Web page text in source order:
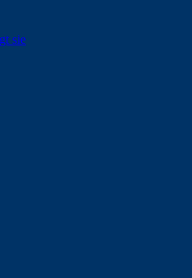
sie